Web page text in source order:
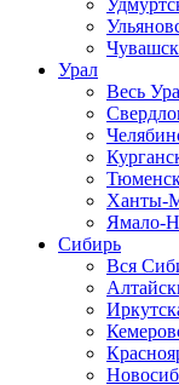
Урал
Весь
Ханты-
Ямало-
Сибирь
Вся